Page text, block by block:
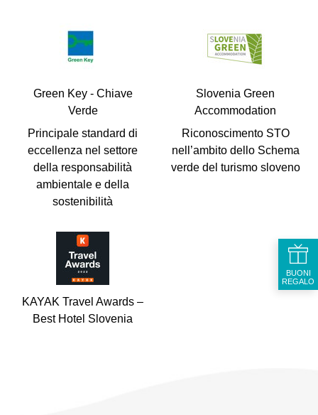
Green Key - Chiave
Verde
Principale standard di
eccellenza nel settore
della responsabilità
ambientale e della
sostenibilità
Slovenia Green
Accommodation
Riconoscimento STO
nell’ambito dello Schema
verde del turismo sloveno
KAYAK Travel Awards –
Best Hotel Slovenia
BUONI
REGALO